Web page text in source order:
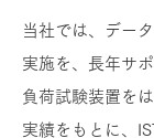
当社では、デー
実施を、長年サ
負荷試験装置を
実績をもとに、